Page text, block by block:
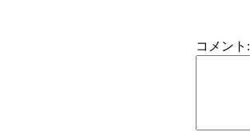
コメント: